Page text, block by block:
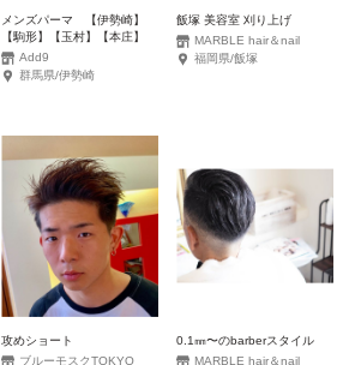
メンズパーマ 【伊勢崎】
【駒形】【玉村】【本庄】
Add9
群馬県/伊勢崎
飯塚 美容室 刈り上げ
MARBLE hair＆nail
福岡県/飯塚
攻めショート
ブルーモスクTOKYO
0.1㎜〜のbarberスタイル
MARBLE hair＆nail